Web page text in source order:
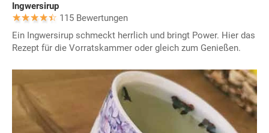
Ingwersirup
115 Bewertungen
Ein Ingwersirup schmeckt herrlich und bringt Power. Hier das
Rezept für die Vorratskammer oder gleich zum Genießen.